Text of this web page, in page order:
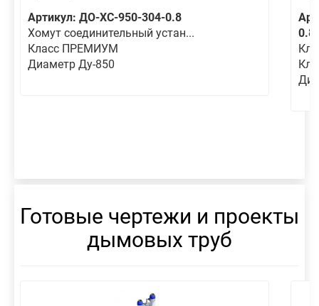
Артикул: ДО-ХС-950-304-0.8
Хомут соединительный устан...
Класс ПРЕМИУМ
Диаметр Ду-850
Готовые чертежи и проекты
дымовых труб